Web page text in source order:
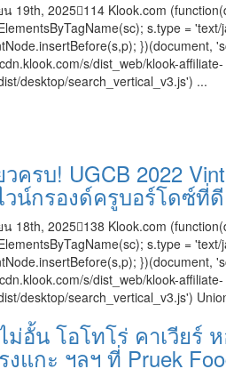
19th, 2025 114 Klook.com
s.type =
})(document,
s/dist_web/klook-affiliate-
desktop/search_vertical_v3.js') ...
ครบ! UGCB 2022
วน์กรองด์ครูบอร์โดซ์ที่
18th, 2025 138 Klook.com
s.type =
})(document,
s/dist_web/klook-affiliate-
desktop/search_vertical_v3.js')
ม่อั้น โอโทโร่ คาเวียร์
งแกะ ฯลฯ ที่ Pruek